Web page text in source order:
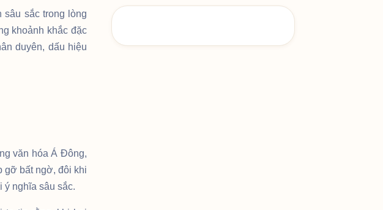
sắc trong lòng
khoảnh khắc đặc
duyên, dấu hiệu
văn hóa Á Đông,
gỡ bất ngờ, đôi khi
ý nghĩa sâu sắc.